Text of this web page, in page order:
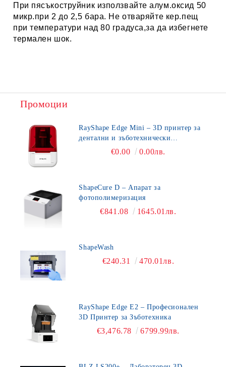
При пясъкоструйник използвайте алум.оксид 50
микр.при 2 до 2,5 бара. Не отваряйте кер.пещ
при температури над 80 градуса,за да избегнете
термален шок.
Промоции
RayShape Edge Mini – 3D принтер за
дентални и зъботехнически
приложения€0.00 0.00лв.
ShapeCure D – Апарат за
фотополимеризация
€841.08 1645.01лв.
ShapeWash
€240.31 470.01лв.
RayShape Edge E2 – Професионален
3D Принтер за Зъботехника
€3,476.78 6799.99лв.